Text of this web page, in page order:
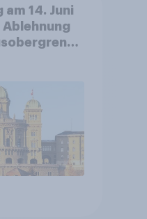
14. Juni
sinken